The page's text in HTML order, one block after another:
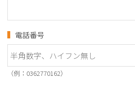
電話番号
（例：0362770162）